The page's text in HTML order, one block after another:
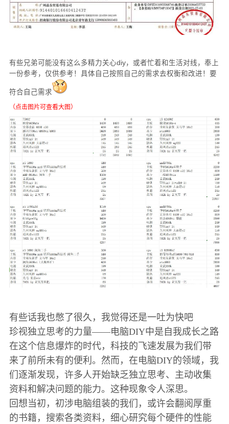
有些兄弟可能没有这么多精力关心diy，或者忙着和生活对线，奉上
一份参考，仅供参考！具体自己按照自己的需求去权衡和改进！要
符合自己需求
（点击图片可查看大图）
有些话我也憋了很久，我觉得还是一吐为快吧
珍视独立思考的力量——电脑DIY中是自我成长之路
在这个信息爆炸的时代，科技的飞速发展为我们带
来了前所未有的便利。然而，在电脑DIY的领域，我
们逐渐发现，许多人开始缺乏独立思考、主动收集
资料和解决问题的能力。这种现象令人深思。
回想当初，初涉电脑组装的我们，或许会翻阅厚重
的书籍，搜索各类资料，细心研究每个硬件的性能